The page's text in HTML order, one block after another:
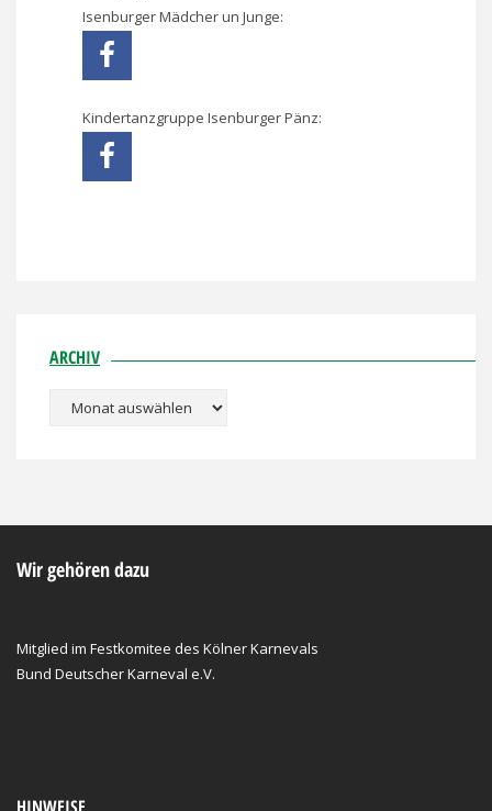
Isenburger Mädcher un Junge:
Kindertanzgruppe Isenburger Pänz:
ARCHIV
Archiv
Wir gehören dazu
Mitglied im Festkomitee des Kölner Karnevals
Bund Deutscher Karneval e.V.